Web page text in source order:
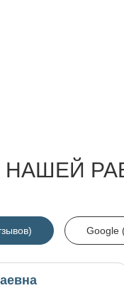
НАШЕЙ
Google